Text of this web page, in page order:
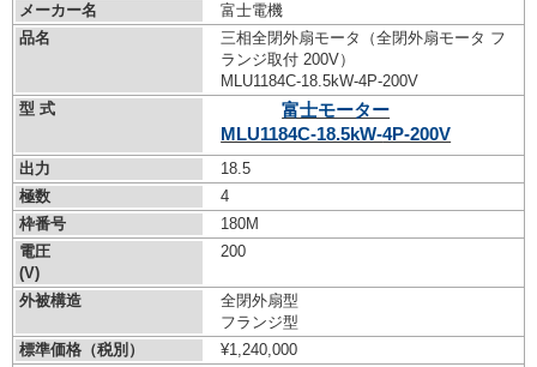
メーカー名
富士電機
品名
三相全閉外扇モータ（全閉外扇モータ フ
ランジ取付 200V）
MLU1184C-18.5kW-4P-200V
型 式
富士モーター
MLU1184C-18.5kW-4P-200V
出力
18.5
極数
4
枠番号
180M
電圧
(V)
200
外被構造
全閉外扇型
フランジ型
標準価格（税別）
¥1,240,000